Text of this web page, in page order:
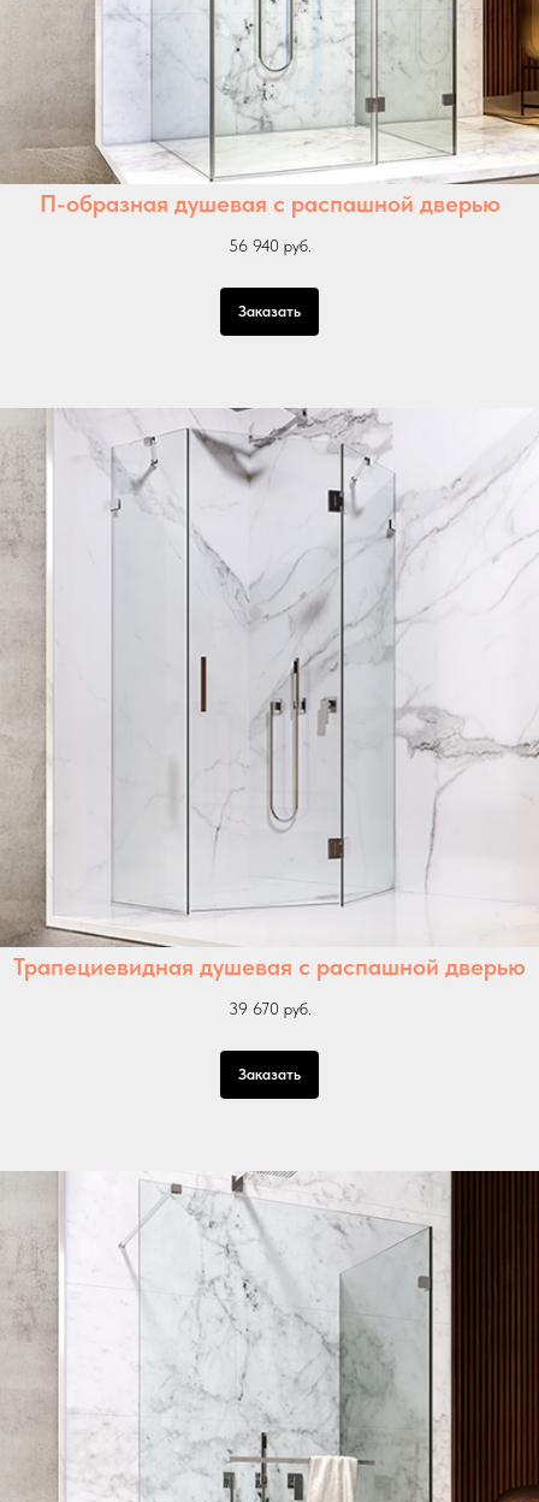
П-образная душевая с распашной дверью
56 940 руб.
Заказать
Трапециевидная душевая с распашной дверью
39 670 руб.
Заказать